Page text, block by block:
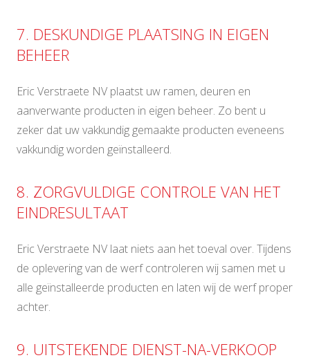
7. DESKUNDIGE PLAATSING IN EIGEN
BEHEER
Eric Verstraete NV plaatst uw ramen, deuren en
aanverwante producten in eigen beheer. Zo bent u
zeker dat uw vakkundig gemaakte producten eveneens
vakkundig worden geïnstalleerd.
8. ZORGVULDIGE CONTROLE VAN HET
EINDRESULTAAT
Eric Verstraete NV laat niets aan het toeval over. Tijdens
de oplevering van de werf controleren wij samen met u
alle geïnstalleerde producten en laten wij de werf proper
achter.
9. UITSTEKENDE DIENST-NA-VERKOOP